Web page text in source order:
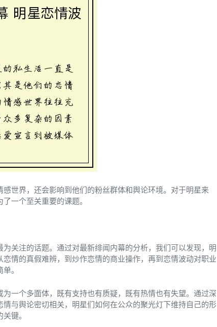
世界，还会影响到他们的粉丝群体和舆论环境。对于明星来
一个至关重要的课题。
关注的话题。通过对最新绯闻内幕的分析，我们可以发现，明
情的真假难辨，到炒作恋情的商业操作，再到恋情波动对职业
。
一个多面体，既有支持也有质疑，既有热情也有失望。通过深
与舆论密切相关，明星们如何在公众的聚光灯下维持自己的形
键。